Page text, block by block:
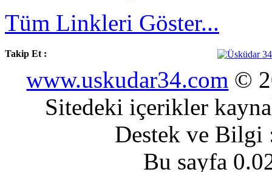
Tüm Linkleri Göster...
Takip Et :
www.uskudar34.com ©
Sitedeki içerikler
Destek ve
Bu sayfa